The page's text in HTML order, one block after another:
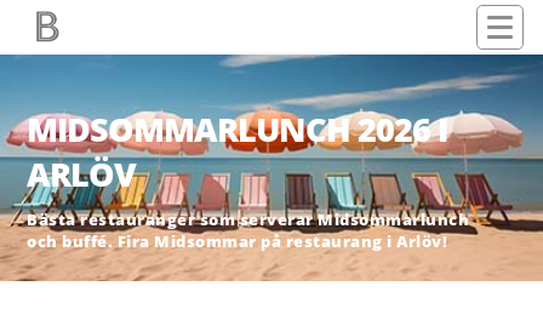
MIDSOMMARLUNCH 2026 I
ARLÖV
Bästa restauranger som serverar Midsommarlunch
och buffé. Fira Midsommar på restaurang i Arlöv!